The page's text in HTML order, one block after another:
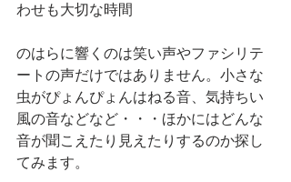
わせも大切な時間
のはらに響くのは笑い声やファシリテ
ートの声だけではありません。小さな
虫がぴょんぴょんはねる音、気持ちい
風の音などなど・・・ほかにはどんな
音が聞こえたり見えたりするのか探し
てみます。